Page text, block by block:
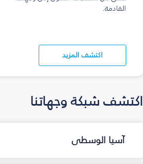
القادمة.
اكتشف المزيد
اكتشف شبكة وجهاتنا
آسيا الوسطى